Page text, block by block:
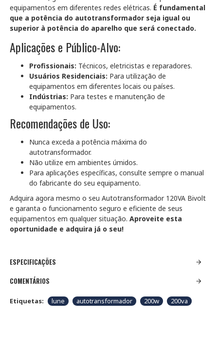
equipamentos em diferentes redes elétricas. É fundamental
que a potência do autotransformador seja igual ou
superior à potência do aparelho que será conectado.
Aplicações e Público-Alvo:
Profissionais: Técnicos, eletricistas e reparadores.
Usuários Residenciais: Para utilização de
equipamentos em diferentes locais ou países.
Indústrias: Para testes e manutenção de
equipamentos.
Recomendações de Uso:
Nunca exceda a potência máxima do
autotransformador.
Não utilize em ambientes úmidos.
Para aplicações específicas, consulte sempre o manual
do fabricante do seu equipamento.
Adquira agora mesmo o seu Autotransformador 120VA Bivolt
e garanta o funcionamento seguro e eficiente de seus
equipamentos em qualquer situação. Aproveite esta
oportunidade e adquira já o seu!
ESPECIFICAÇÕES
COMENTÁRIOS
Etiquetas: lune autotransformador 200w 200va